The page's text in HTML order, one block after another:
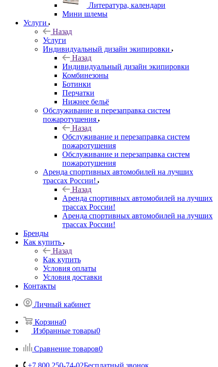
Литература, календари
Мини шлемы
Услуги
Назад
Услуги
Индивидуальный дизайн экипировки
Назад
Индивидуальный дизайн экипировки
Комбинезоны
Ботинки
Перчатки
Нижнее бельё
Обслуживание и перезаправка систем
пожаротушения
Назад
Обслуживание и перезаправка систем
пожаротушения
Обслуживание и перезаправка систем
пожаротушения
Аренда спортивных автомобилей на лучших
трассах России!
Назад
Аренда спортивных автомобилей на лучших
трассах России!
Аренда спортивных автомобилей на лучших
трассах России!
Бренды
Как купить
Назад
Как купить
Условия оплаты
Условия доставки
Контакты
Личный кабинет
Корзина0
Избранные товары0
Сравнение товаров0
+7 800 250-74-02Бесплатный звонок